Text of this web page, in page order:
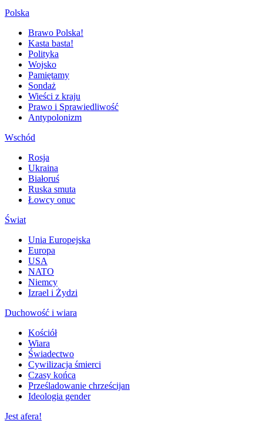
Polska
Brawo Polska!
Kasta basta!
Polityka
Wojsko
Pamiętamy
Sondaż
Wieści z kraju
Prawo i Sprawiedliwość
Antypolonizm
Wschód
Rosja
Ukraina
Białoruś
Ruska smuta
Łowcy onuc
Świat
Unia Europejska
Europa
USA
NATO
Niemcy
Izrael i Żydzi
Duchowość i wiara
Kościół
Wiara
Świadectwo
Cywilizacja śmierci
Czasy końca
Prześladowanie chrześcijan
Ideologia gender
Jest afera!